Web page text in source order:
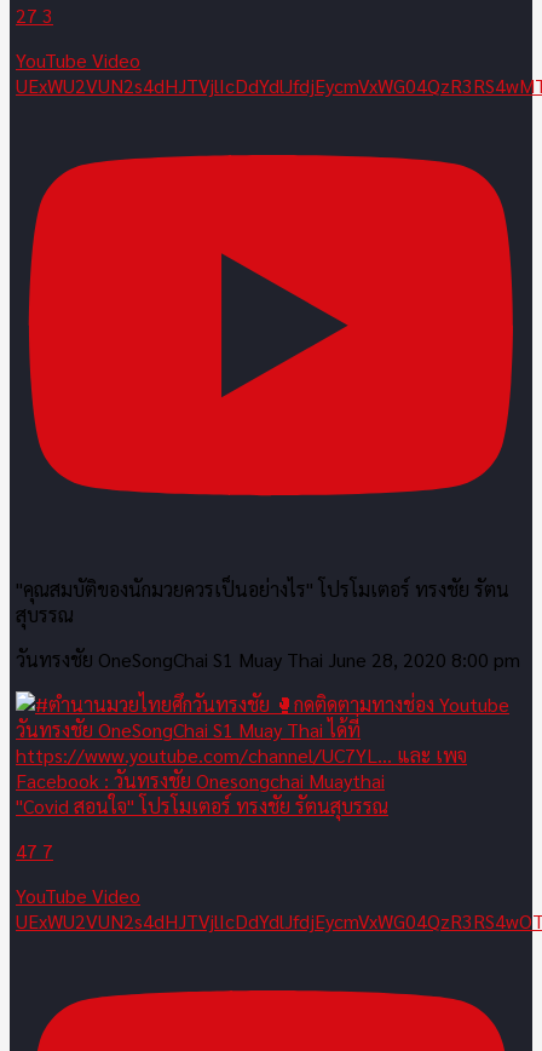
27 3
YouTube Video
"คุณสมบัติของนักมวยควรเป็นอย่างไร" โปรโมเตอร์ ทรงชัย รัตน
สุบรรณ
วันทรงชัย OneSongChai S1 Muay Thai June 28, 2020 8:00 pm
"Covid สอนใจ" โปรโมเตอร์ ทรงชัย รัตนสุบรรณ
47 7
YouTube Video